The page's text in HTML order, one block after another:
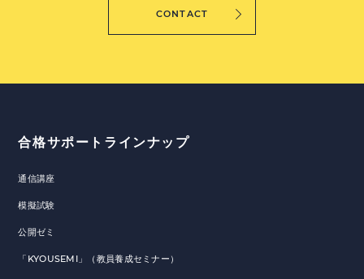
CONTACT
合格サポートラインナップ
通信講座
模擬試験
公開ゼミ
「KYOUSEMI」（教員養成セミナー）